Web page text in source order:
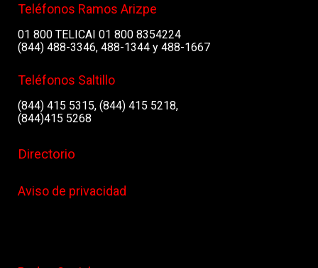
Teléfonos Ramos Arizpe
01 800 TELICAI 01 800 8354224
(844) 488-3346, 488-1344 y 488-1667
Teléfonos Saltillo
(844) 415 5315, (844) 415 5218,
(844)415 5268
Directorio
Aviso de privacidad